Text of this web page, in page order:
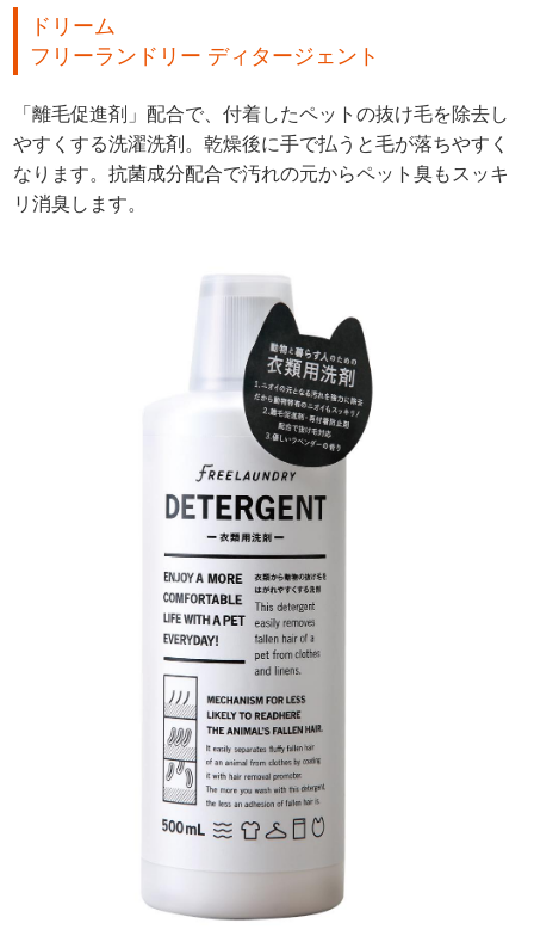
ドリーム
フリーランドリー ディタージェント
「離毛促進剤」配合で、付着したペットの抜け毛を除去し
やすくする洗濯洗剤。乾燥後に手で払うと毛が落ちやすく
なります。抗菌成分配合で汚れの元からペット臭もスッキ
リ消臭します。